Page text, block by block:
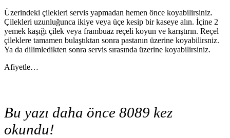
Üzerindeki çilekleri servis yapmadan hemen önce koyabilirsiniz.
Çilekleri uzunluğunca ikiye veya üçe kesip bir kaseye alın. İçine 2
yemek kaşığı çilek veya frambuaz reçeli koyun ve karıştırın. Reçel
çileklere tamamen bulaştıktan sonra pastanın üzerine koyabilirsniz.
Ya da dilimledikten sonra servis sırasında üzerine koyabilirsiniz.
Afiyetle…
Bu yazı daha önce 8089 kez
okundu!